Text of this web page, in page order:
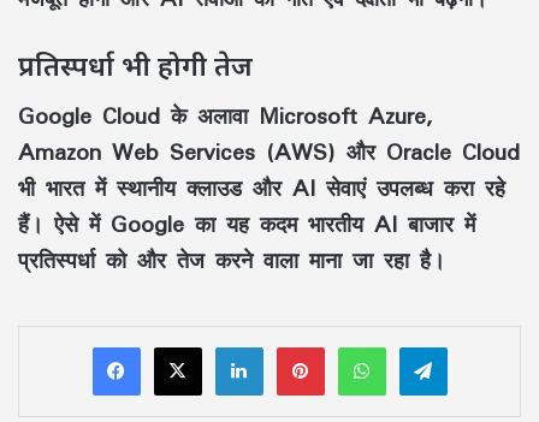
प्रतिस्पर्धा भी होगी तेज
Google Cloud के अलावा Microsoft Azure,
Amazon Web Services (AWS) और Oracle Cloud
भी भारत में स्थानीय क्लाउड और AI सेवाएं उपलब्ध करा रहे
हैं। ऐसे में Google का यह कदम भारतीय AI बाजार में
प्रतिस्पर्धा को और तेज करने वाला माना जा रहा है।
LinkedInPinterestWhatsAppTelegram